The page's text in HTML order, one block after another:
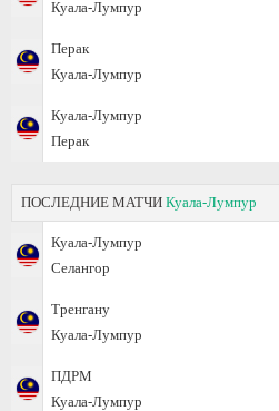
Куала-Лумпур
Перак
Куала-Лумпур
Куала-Лумпур
Перак
ПОСЛЕДНИЕ МАТЧИ Куала-Лумпур
Куала-Лумпур
Селангор
Тренгану
Куала-Лумпур
ПДРМ
Куала-Лумпур